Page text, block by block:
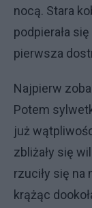
nocą. Stara
podpierała
pierwsza
Najpierw
Potem
już
zbliżały się
rzuciły się na
krążąc